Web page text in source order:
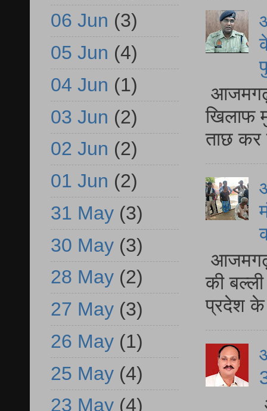
आजमगढ़
खिलाफ
ताछ कर
आजमगढ़
की
प्रदेश
06 Jun (3)
05 Jun (4)
04 Jun (1)
03 Jun (2)
02 Jun (2)
01 Jun (2)
31 May (3)
30 May (3)
28 May (2)
27 May (3)
26 May (1)
25 May (4)
23 May (4)